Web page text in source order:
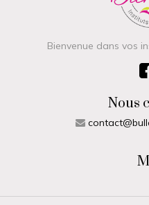
Bienvenue dans vos
Nous